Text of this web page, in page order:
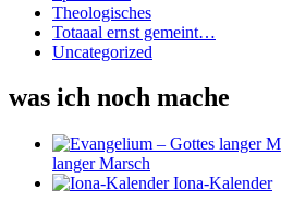
Theologisches
Totaaal ernst gemeint…
Uncategorized
was ich noch mache
langer Marsch
Iona-Kalender